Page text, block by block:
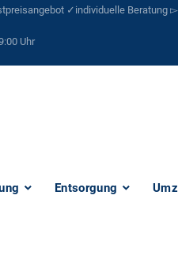
✓individuelle Beratung
Uhr
Entsorgung